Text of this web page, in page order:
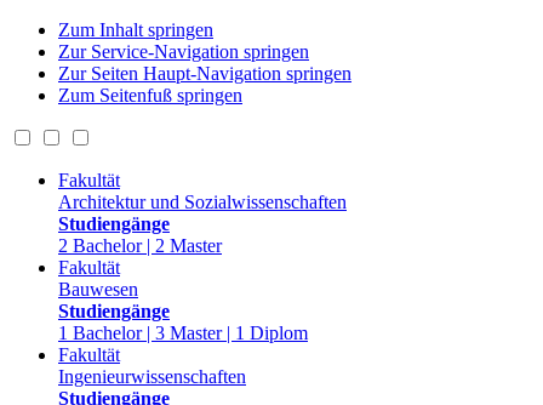
Zum Inhalt springen
Zur Service-Navigation springen
Zur Seiten Haupt-Navigation springen
Zum Seitenfuß springen
Fakultät
Architektur und Sozialwissenschaften
Studiengänge
2 Bachelor | 2 Master
Fakultät
Bauwesen
Studiengänge
1 Bachelor | 3 Master | 1 Diplom
Fakultät
Ingenieurwissenschaften
Studiengänge